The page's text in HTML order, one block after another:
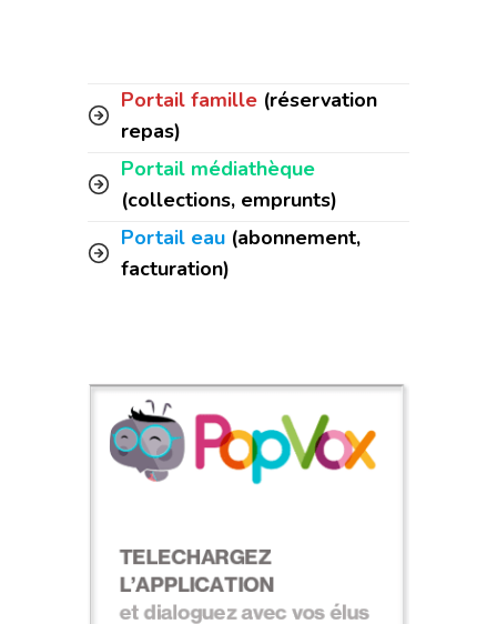
Portail famille (réservation
repas)
Portail médiathèque
(collections, emprunts)
Portail eau (abonnement,
facturation)